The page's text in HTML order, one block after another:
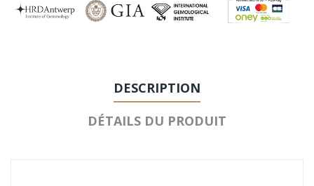
DESCRIPTION
DÉTAILS DU PRODUIT